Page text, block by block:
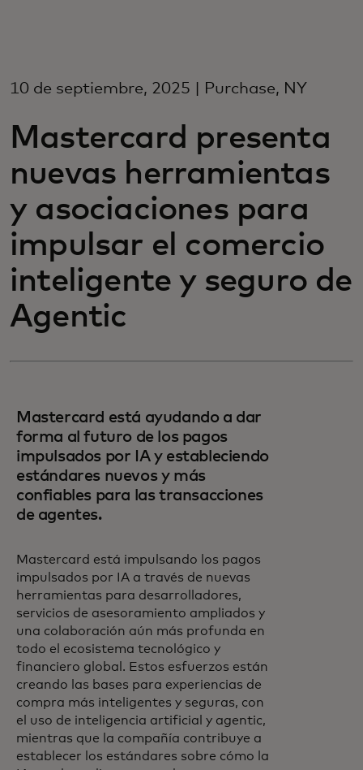
Para empresas
Para o mundo
Para inovadores
Notícias e tendências
10 de septiembre, 2025 | Purchase, NY
Mastercard presenta
nuevas herramientas
y asociaciones para
impulsar el comercio
inteligente y seguro de
Agentic
Mastercard está ayudando a dar
forma al futuro de los pagos
impulsados por IA y estableciendo
estándares nuevos y más
confiables para las transacciones
de agentes.
Mastercard está impulsando los pagos
impulsados por IA a través de nuevas
herramientas para desarrolladores,
servicios de asesoramiento ampliados y
una colaboración aún más profunda en
todo el ecosistema tecnológico y
financiero global. Estos esfuerzos están
creando las bases para experiencias de
compra más inteligentes y seguras, con
el uso de inteligencia artificial y agentic,
mientras que la compañía contribuye a
establecer los estándares sobre cómo la